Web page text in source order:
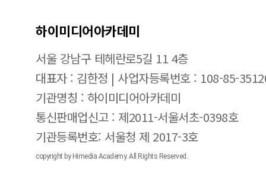
하이미디어아카데미
서울 강남구 테헤란로5길 11 4층
대표자 : 김한정 | 사업자등록번호 : 108-85-
기관명칭 : 하이미디어아카데미
통신판매업신고 : 제2011-서울서초-0398호
기관등록번호: 서울청 제 2017-3호
copyright by Himedia Academy. All Rights Reserved.